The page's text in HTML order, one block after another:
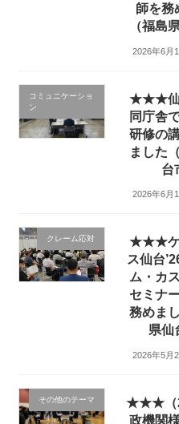
師を務
（福島
2026年6月
コミュニケーショ
ン
★★★仙
同庁舎
研修の
ました
台
2026年6月
クレーム応対
★★★ケ
ス仙台
ム・カ
セミナ
務めま
県仙
2026年5月
その他のテーマ
★★★（2
政機関